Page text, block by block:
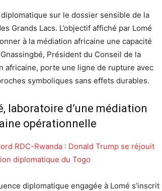
sur le dossier sensible de la
Grands Lacs. L’objectif affiché par Lomé
à la médiation africaine une capacité
Président du Conseil de la
africaine, porte une ligne de rupture avec
symboliques sans effets durables.
laboratoire d’une médiation
opérationnelle
RDC-Rwanda : Donald Trump se réjouit
diplomatique du Togo
diplomatique engagée à Lomé s’inscrit